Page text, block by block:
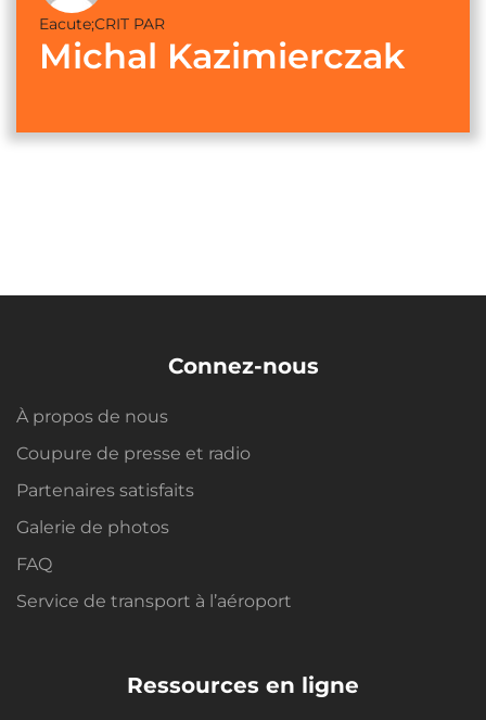
Eacute;CRIT PAR
Michal Kazimierczak
Connez-nous
À propos de nous
Coupure de presse et radio
Partenaires satisfaits
Galerie de photos
FAQ
Service de transport à l’aéroport
Ressources en ligne